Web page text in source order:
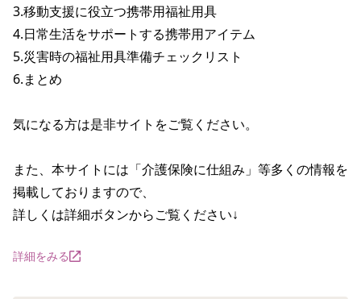
3.移動支援に役立つ携帯用福祉用具
4.日常生活をサポートする携帯用アイテム
5.災害時の福祉用具準備チェックリスト
6.まとめ
気になる方は是非サイトをご覧ください。
また、本サイトには「介護保険に仕組み」等多くの情報を
掲載しておりますので、
詳しくは詳細ボタンからご覧ください↓
詳細をみる